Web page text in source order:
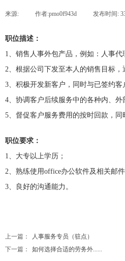
来源: 作者:pmo0f943d 发布时间:
职位描述：
1、销售人事外包产品，例如：人事代
2、根据公司下发至本人的销售目标
3、积极开发新客户，同时与已签约客
4、协调客户后续服务中的各种内、
5、督促客户服务费用的按时回款，
职位要求：
1、大专以上学历；
2、熟练使用office办公软件及相关邮件
3、良好的沟通能力。
上一篇：
人事服务专员（驻点）
下一篇：
如何选择合适的劳务外......